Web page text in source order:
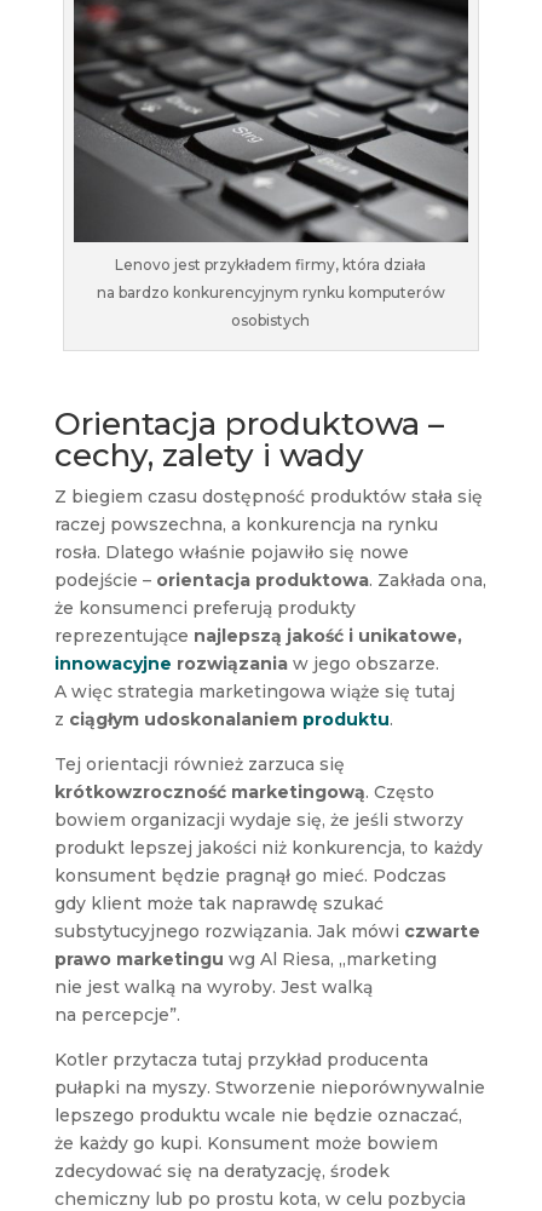
Lenovo jest przykładem firmy, która działa
na bardzo konkurencyjnym rynku komputerów
osobistych
Orientacja produktowa –
cechy, zalety i wady
Z biegiem czasu dostępność produktów stała się
raczej powszechna, a konkurencja na rynku
rosła. Dlatego właśnie pojawiło się nowe
podejście – orientacja produktowa. Zakłada ona,
że konsumenci preferują produkty
reprezentujące najlepszą jakość i unikatowe,
innowacyjne rozwiązaniaw jego obszarze.
A więc strategia marketingowa wiąże się tutaj
z ciągłym udoskonalaniem produktu.
Tej orientacji również zarzuca się
krótkowzroczność marketingową. Często
bowiem organizacji wydaje się, że jeśli stworzy
produkt lepszej jakości niż konkurencja, to każdy
konsument będzie pragnął go mieć. Podczas
gdy klient może tak naprawdę szukać
substytucyjnego rozwiązania. Jak mówi czwarte
prawo marketingu wg Al Riesa, „marketing
nie jest walką na wyroby. Jest walką
na percepcje”.
Kotler przytacza tutaj przykład producenta
pułapki na myszy. Stworzenie nieporównywalnie
lepszego produktu wcale nie będzie oznaczać,
że każdy go kupi. Konsument może bowiem
zdecydować się na deratyzację, środek
chemiczny lub po prostu kota, w celu pozbycia